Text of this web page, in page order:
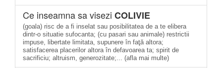
Ce inseamna sa visezi COLIVIE
(goala) risc de a fi inselat sau posibilitatea de a te elibera
dintr-o situatie sufocanta; (cu pasari sau animale) restrictii
impuse, libertate limitata, supunere în faţă altora;
satisfacerea placerilor altora în defavoarea ta; spirit de
sacrificiu; altruism, generozitate;... (afla mai multe)